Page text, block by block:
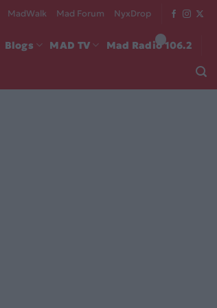
MadWalk Mad Forum NyxDrop
Blogs MAD TV Mad Radio 106.2